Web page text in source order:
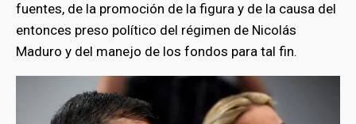
fuentes, de la promoción de la figura y de la causa del
entonces preso político del régimen de Nicolás
Maduro y del manejo de los fondos para tal fin.